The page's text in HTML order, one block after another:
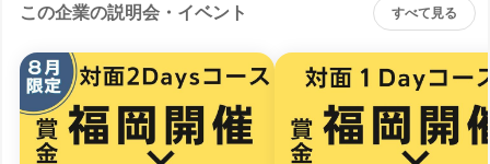
この企業の説明会・イベント すべて見る